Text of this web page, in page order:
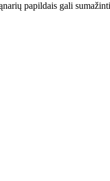
papildais gali